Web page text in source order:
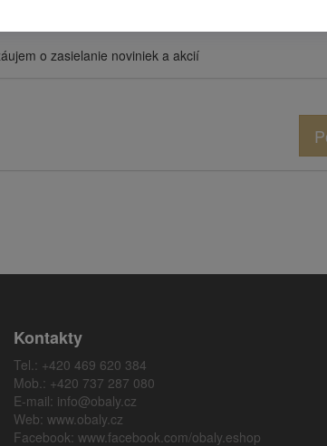
o zasielanie noviniek a akcií
Kontakty
Tel.: +420 469 620 384
Mob.: +420 737 287 080
E-mail: info@obaly.cz
Web: www.obaly.cz
Facebook: www.facebook.com/obaly.eshop